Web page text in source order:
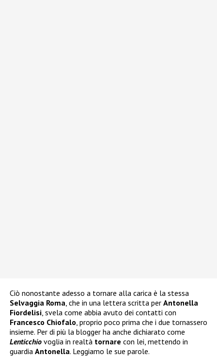
Ciò nonostante adesso a tornare alla carica è la stessa
Selvaggia Roma, che in una lettera scritta per Antonella
Fiordelisi, svela come abbia avuto dei contatti con
Francesco Chiofalo, proprio poco prima che i due tornassero
insieme. Per di più la blogger ha anche dichiarato come
Lenticchio voglia in realtà tornare con lei, mettendo in
guardia Antonella. Leggiamo le sue parole.